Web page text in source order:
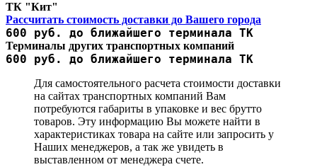
ТК "Кит"
Рассчитать стоимость доставки до Вашего города
600 руб. до ближайшего терминала ТК
Терминалы других транспортных компаний
600 руб. до ближайшего терминала ТК
Для самостоятельного расчета стоимости доставки
на сайтах транспортных компаний Вам
потребуются габариты в упаковке и вес брутто
товаров. Эту информацию Вы можете найти в
характеристиках товара на сайте или запросить у
Наших менеджеров, а так же увидеть в
выставленном от менеджера счете.